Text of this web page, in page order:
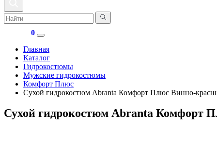
0
Главная
Каталог
Гидрокостюмы
Мужские гидрокостюмы
Комфорт Плюс
Сухой гидрокостюм Abranta Комфорт Плюс Винно-
Сухой гидрокостюм Abranta Комфорт